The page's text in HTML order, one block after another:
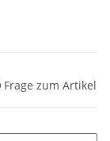
Frage zum Artikel